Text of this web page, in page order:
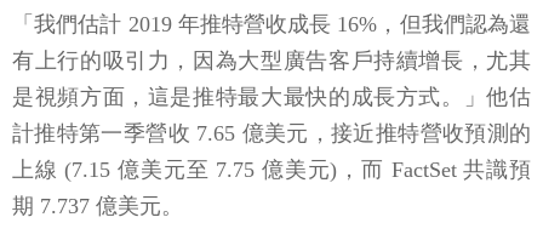
「我們估計 2019 年推特營收成長 16%，但我們認為還
有上行的吸引力，因為大型廣告客戶持續增長，尤其
是視頻方面，這是推特最大最快的成長方式。」他估
計推特第一季營收 7.65 億美元，接近推特營收預測的
上線 (7.15 億美元至 7.75 億美元)，而 FactSet 共識預
期 7.737 億美元。